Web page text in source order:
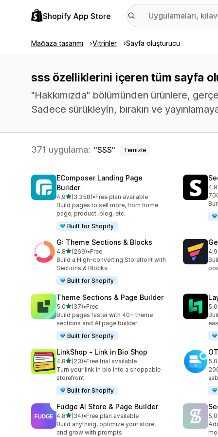
Shopify App Store
Mağaza tasarımı Vitrinler Sayfa oluşturucu
sss özelliklerini içeren tüm sayfa
"Hakkımızda" bölümünden ürünlere,
Sadece sürükleyin, bırakın ve
371 uygulama: SSS Temizle
EComposer Landing Page
Builder
4,95 yıldız üzerinden
(3.358)
toplam 3358 değerlendirme
•Free plan available
Build pages to sell more, from home
page, product, blog, etc.
Built for Shopify
4,9
G: Theme Sections & Blocks
4,85 yıldız üzerinden
(269)
toplam 269 değerlendirme
•Free
Build a High-converting Storefront with
Sections & Blocks
Built for Shopify
4,9
Theme Sections & Page Builder
5,05 yıldız üzerinden
(37)
toplam 37 değerlendirme
•Free
Build pages faster with 40+ theme
sections and AI page builder
Built for Shopify
5,0
LinkShop ‑ Link in Bio Shop
4,85 yıldız üzerinden
(23)
toplam 23 değerlendirme
•Free trial available
Turn your link in bio into a shoppable
storefront
Built for Shopify
5,0
Fudge AI Store & Page Builder
4,85 yıldız üzerinden
(34)
toplam 34 değerlendirme
•Free plan available
Build anything, optimize your store,
and grow with prompts
5,0